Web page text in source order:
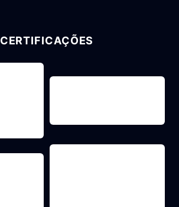
CERTIFICAÇÕES